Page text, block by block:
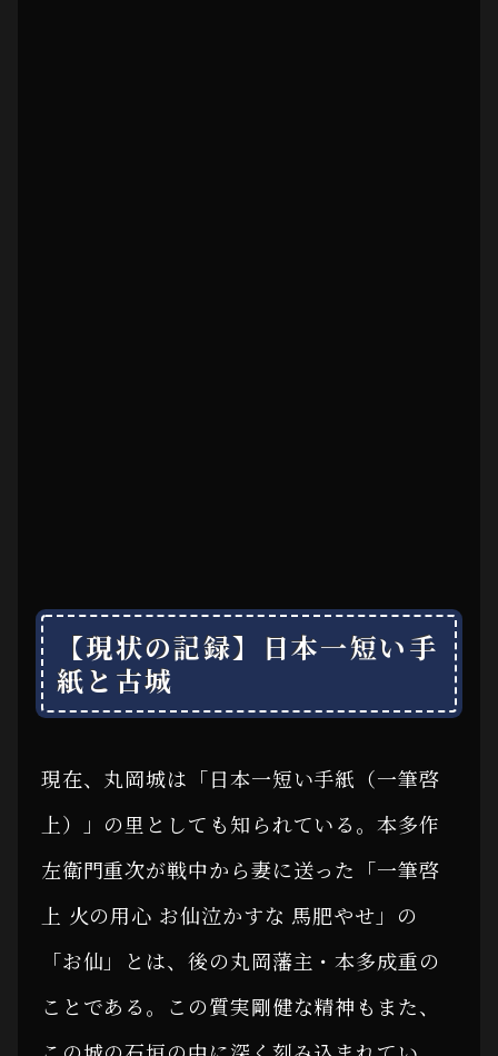
【現状の記録】日本一短い手
紙と古城
現在、丸岡城は「日本一短い手紙（一筆啓
上）」の里としても知られている。本多作
左衛門重次が戦中から妻に送った「一筆啓
上 火の用心 お仙泣かすな 馬肥やせ」の
「お仙」とは、後の丸岡藩主・本多成重の
ことである。この質実剛健な精神もまた、